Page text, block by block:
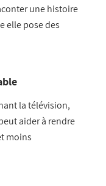
une histoire
elle pose des
la télévision,
aider à rendre
moins